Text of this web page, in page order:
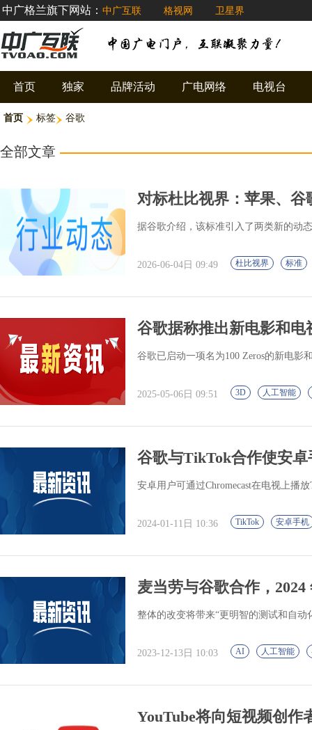
中广格兰旗下网站： 中广互联 格视网 卫星界
首页 独家 品牌活动 广电网络 电视台
首页 标签 谷歌
全部文章
对标杜比视界：苹果、
据谷歌介绍，该标准引入了两类新的动
2026-06-04日 09:49 杜比视界 标准
谷歌据称推出新电影和电
谷歌已启动一项名为100 Zeros的新电影
2025-05-06日 09:51 3D 人工智能
谷歌与TikTok合作使安
安卓用户可通过Chromecast在电视上播
2024-01-11日 10:36 TikTok 安卓手机
麦当劳与谷歌合作，
整体的改变将带来“更明智的测试和自动
2023-12-13日 10:03 AI 人工智能
YouTube将向短视频创作